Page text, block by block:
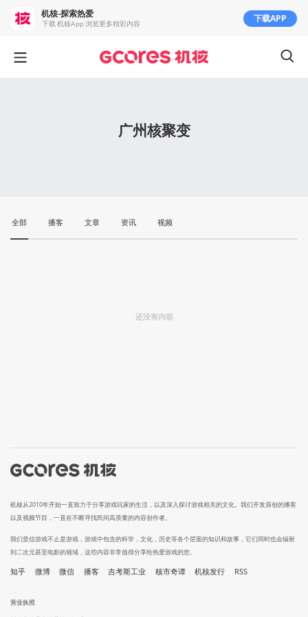
广州核聚变
全部 播客 文章 资讯 视频
还没有内容
机核从2010年开始一直致力于分享游戏玩家的生活，以及深入探讨游戏相关的文化。我们开发原创的播客
以及视频节目，一直在不断寻找民间高质量的内容创作者。
我们坚信游戏不止是游戏，游戏中包含的科学，文化，历史等各个层面的知识和故事，它们同时也会辐射
到二次元甚至电影的领域，这些内容非常值得分享给热爱游戏的您。
知乎 微博 微信 播客 吉考斯工业 核市奇谭 机核发行 RSS
营业执照
机核-探索热爱
下载 机核App 浏览更多精彩内容 下载APP